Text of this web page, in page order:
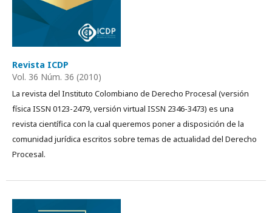
Revista ICDP
Vol. 36 Núm. 36 (2010)
La revista del Instituto Colombiano de Derecho Procesal (versión
física ISSN 0123-2479, versión virtual ISSN 2346-3473) es una
revista científica con la cual queremos poner a disposición de la
comunidad jurídica escritos sobre temas de actualidad del Derecho
Procesal.